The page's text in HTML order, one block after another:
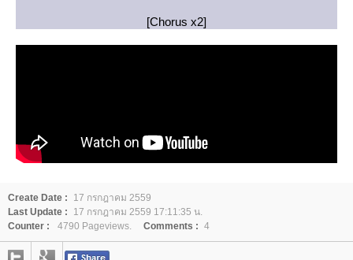
[Chorus x2]
Create Date :
17 กรกฎาคม 2559
Last Update :
17 กรกฎาคม 2559 17:11:35 น.
Counter :
4790 Pageviews. Comments : 4